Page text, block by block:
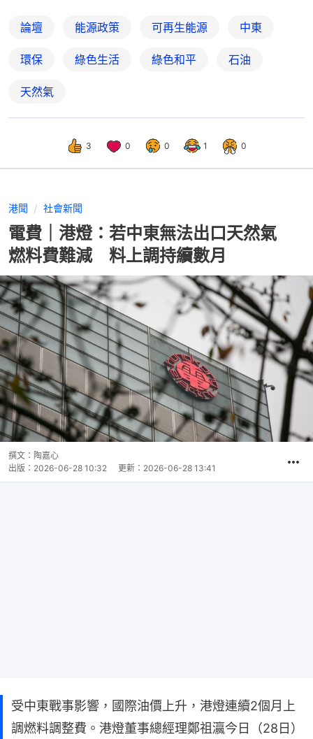
論壇 能源政策 可再生能源 中東
環保 綠色生活 綠色和平 石油
天然氣
3 0 0 1 0
港聞 社會新聞
電費｜港燈：若中東無法出口天然氣
燃料費難減 料上調持續數月
撰文： 陶嘉心
出版： 2026-06-28 10:32 更新： 2026-06-28 13:41
受中東戰事影響，國際油價上升，港燈連續2個月上
調燃料調整費。港燈董事總經理鄭祖瀛今日（28日）